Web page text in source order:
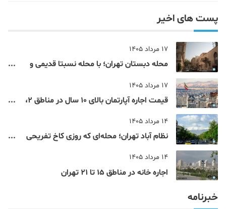
پست های اخیر
17 مرداد 1405
محله دبستان تهران؛ با محله نسبتا قدیمی و
17 مرداد 1405
قیمت اجاره آپارتمان بالای 10 سال در مناطق 2،
14 مرداد 1405
نظام‌ آباد تهران؛ محله‌ای که روزی کاخ تفریحی
14 مرداد 1405
اجاره خانه در مناطق 15 تا 21 تهران
خبرنامه